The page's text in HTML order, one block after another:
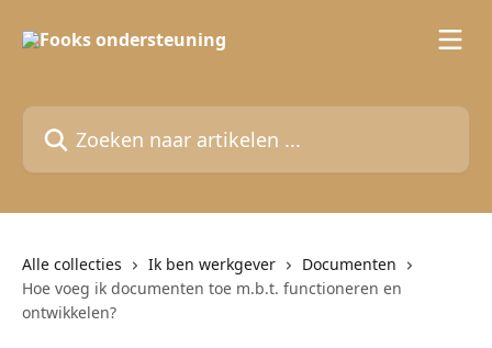
Zoeken naar artikelen ...
Alle collecties Ik ben werkgever
Documenten
Hoe voeg ik documenten toe m.b.t. functioneren en
ontwikkelen?